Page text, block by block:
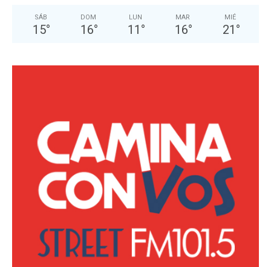
SÁB
15°
DOM
16°
LUN
11 °
MAR
16°
MIÉ
21 °